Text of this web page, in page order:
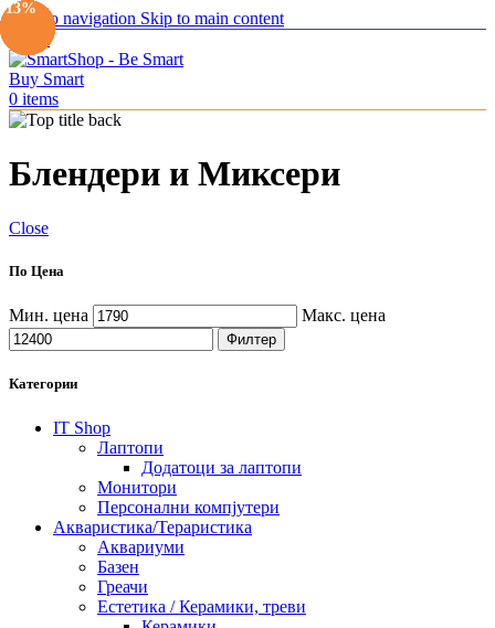
Skip to navigation Skip to main content
0 items
Блендери и Миксери
Close
По Цена
Мин. цена Макс. цена
Филтер
Категории
IT Shop
Лаптопи
Додатоци за лаптопи
Монитори
Персонални компјутери
Акваристика/Тераристика
Аквариуми
Базен
Греачи
Естетика / Керамики, треви
-40%
-24%
-8%
-11%
-35%
-25%
-13%
-20%
-25%
-13%